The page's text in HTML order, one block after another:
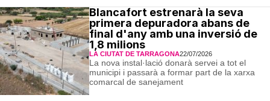
Blancafort estrenarà la seva
primera depuradora abans de
final d'any amb una inversió de
1,8 milions
LA CIUTAT DE TARRAGONA22/07/2026
La nova instal·lació donarà servei a tot el
municipi i passarà a formar part de la xarxa
comarcal de sanejament